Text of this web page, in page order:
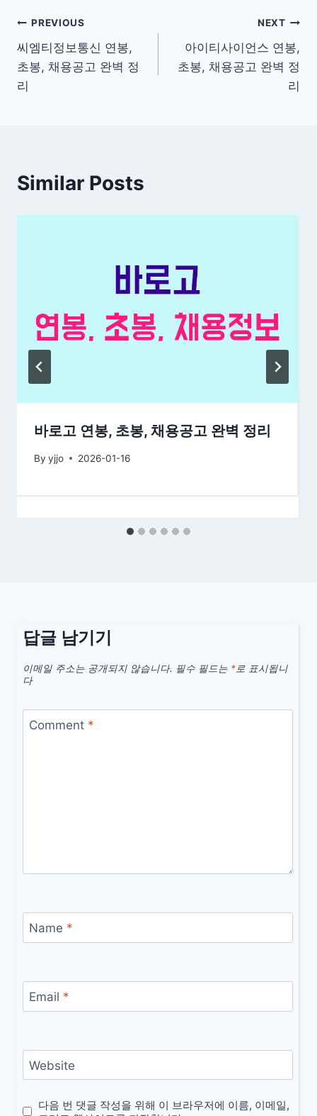
글
탐
색
PREVIOUS
씨엠티정보통신 연봉,
초봉, 채용공고 완벽 정
리
NEXT
아이티사이언스 연봉,
초봉, 채용공고 완벽 정
리
Similar Posts
바로고 연봉, 초봉, 채용공고 완벽 정리
By yjjo 2026-01-16
답글 남기기
이메일 주소는 공개되지 않습니다. 필수 필드는 *로 표시됩니
다
Comment *
Name *
Email *
Website
다음 번 댓글 작성을 위해 이 브라우저에 이름, 이메일,